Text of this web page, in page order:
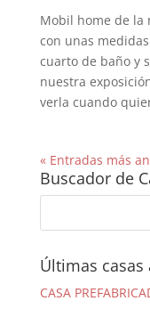
Mobil home de la
con unas
cuarto de baño y
nuestra
verla cuando
« Entradas más
Buscador de
Últimas casas
CASA